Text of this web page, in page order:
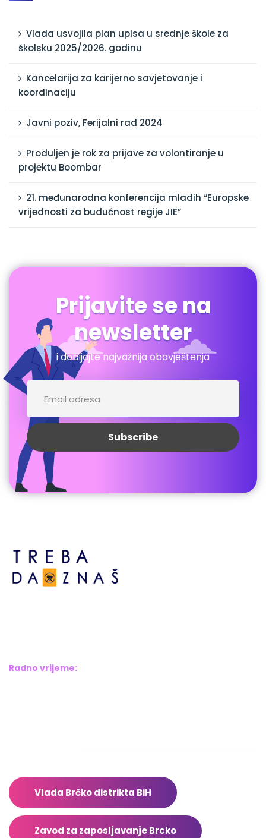
Vlada usvojila plan upisa u srednje škole za
školsku 2025/2026. godinu
Kancelarija za karijerno savjetovanje i
koordinaciju
Javni poziv, Ferijalni rad 2024
Produljen je rok za prijave za volontiranje u
projektu Boombar
21. međunarodna konferencija mladih “Europske
vrijednosti za budućnost regije JIE”
Prijavite se na
newsletter
i dobijajte najvažnija obavještenja
Radno vrijeme:
Vlada Brčko distrikta BiH
Zavod za zaposljavanje Brcko